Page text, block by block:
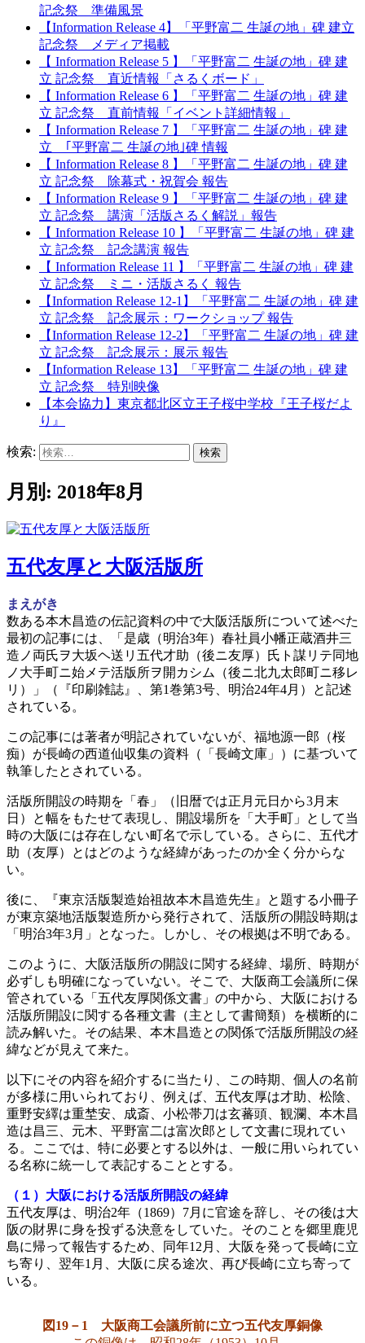
記念祭 準備風景
【Information Release 4】「平野富二 生誕の地」碑 建立
記念祭 メディア掲載
【 Information Release 5 】「平野富二 生誕の地」碑 建
立 記念祭 直近情報「さるくボード」
【 Information Release 6 】「平野富二 生誕の地」碑 建
立 記念祭 直前情報「イベント詳細情報」
【 Information Release 7 】「平野富二 生誕の地」碑 建
立 ｢平野富二 生誕の地｣碑 情報
【 Information Release 8 】「平野富二 生誕の地」碑 建
立 記念祭 除幕式・祝賀会 報告
【 Information Release 9 】「平野富二 生誕の地」碑 建
立 記念祭 講演「活版さるく解説」報告
【 Information Release 10 】「平野富二 生誕の地」碑 建
立 記念祭 記念講演 報告
【 Information Release 11 】「平野富二 生誕の地」碑 建
立 記念祭 ミニ・活版さるく 報告
【Information Release 12-1】「平野富二 生誕の地」碑 建
立 記念祭 記念展示：ワークショップ 報告
【Information Release 12-2】「平野富二 生誕の地」碑 建
立 記念祭 記念展示：展示 報告
【Information Release 13】「平野富二 生誕の地」碑 建
立 記念祭 特別映像
【本会協力】東京都北区立王子桜中学校『王子桜だよ
り』
検索:
月別: 2018年8月
五代友厚と大阪活版所
まえがき
数ある本木昌造の伝記資料の中で大阪活版所について述べた
最初の記事には、「是歳（明治3年）春社員小幡正蔵酒井三
造ノ両氏ヲ大坂ヘ送リ五代才助（後ニ友厚）氏ト謀リテ同地
ノ大手町ニ始メテ活版所ヲ開カシム（後ニ北九太郎町ニ移レ
リ）」（『印刷雑誌』、第1巻第3号、明治24年4月）と記述
されている。
この記事には著者が明記されていないが、福地源一郎（桜
痴）が長崎の西道仙収集の資料（「長崎文庫」）に基づいて
執筆したとされている。
活版所開設の時期を「春」（旧暦では正月元日から3月末
日）と幅をもたせて表現し、開設場所を「大手町」として当
時の大阪には存在しない町名で示している。さらに、五代才
助（友厚）とはどのような経緯があったのか全く分からな
い。
後に、『東京活版製造始祖故本木昌造先生』と題する小冊子
が東京築地活版製造所から発行されて、活版所の開設時期は
「明治3年3月」となった。しかし、その根拠は不明である。
このように、大阪活版所の開設に関する経緯、場所、時期が
必ずしも明確になっていない。そこで、大阪商工会議所に保
管されている「五代友厚関係文書」の中から、大阪における
活版所開設に関する各種文書（主として書簡類）を横断的に
読み解いた。その結果、本木昌造との関係で活版所開設の経
緯などが見えて来た。
以下にその内容を紹介するに当たり、この時期、個人の名前
が多様に用いられており、例えば、五代友厚は才助、松陰、
重野安繹は重埜安、成斎、小松帯刀は玄蕃頭、観瀾、本木昌
造は昌三、元木、平野富二は富次郎として文書に現れてい
る。ここでは、特に必要とする以外は、一般に用いられてい
る名称に統一して表記することとする。
（１）大阪における活版所開設の経緯
五代友厚は、明治2年（1869）7月に官途を辞し、その後は大
阪の財界に身を投ずる決意をしていた。そのことを郷里鹿児
島に帰って報告するため、同年12月、大阪を発って長崎に立
ち寄り、翌年1月、大阪に戻る途次、再び長崎に立ち寄って
いる。
図19－1 大阪商工会議所前に立つ五代友厚銅像